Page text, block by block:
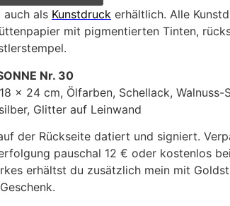
auch als Kunstdruck erhältlich. Alle
mit pigmentierten Tinten,
Nr. 30
x 24 cm, Ölfarben, Schellack, Walnuss-
Glitter auf Leinwand
der Rückseite datiert und signiert.
pauschal 12 € oder kostenlos
erhältst du zusätzlich mein mit